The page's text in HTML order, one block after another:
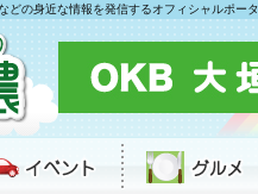
の身近な情報を発信するオフィシャルポー